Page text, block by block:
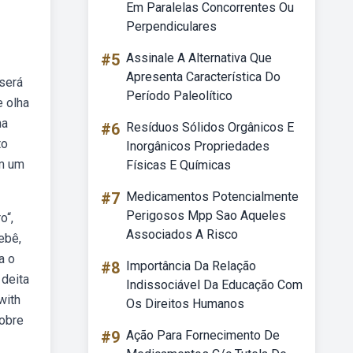
olha
um
o
Em Paralelas Concorrentes Ou
Perpendiculares
#5 Assinale A Alternativa Que
Apresenta Característica Do
Período Paleolítico
#6 Resíduos Sólidos Orgânicos E
Inorgânicos Propriedades
Físicas E Químicas
#7 Medicamentos Potencialmente
Perigosos Mpp Sao Aqueles
Associados A Risco
#8 Importância Da Relação
Indissociável Da Educação Com
Os Direitos Humanos
#9 Ação Para Fornecimento De